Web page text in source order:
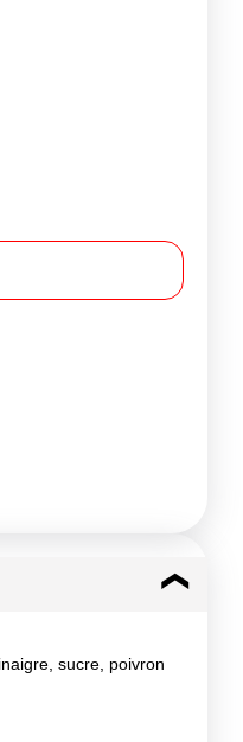
sucre, poivron